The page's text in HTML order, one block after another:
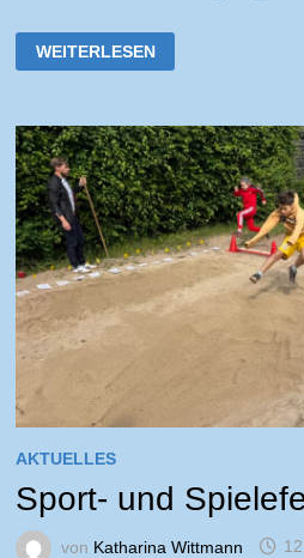
DER
1.
ESSEHOF
WEITERLESEN
AKTUELLES
Sport- und
von Katharina Wittmann